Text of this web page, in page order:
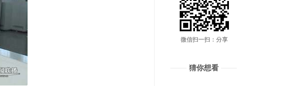
微信扫一扫：分享
猜你想看